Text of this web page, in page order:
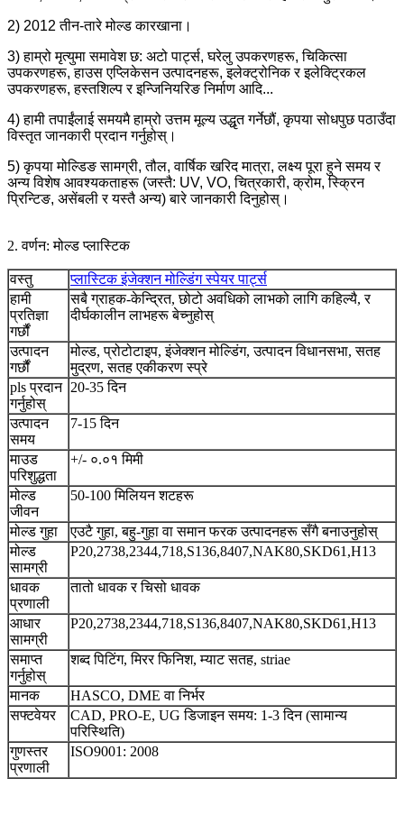
2) 2012 तीन-तारे मोल्ड कारखाना।
3) हाम्रो मृत्युमा समावेश छ: अटो पार्ट्स, घरेलु उपकरणहरू, चिकित्सा
उपकरणहरू, हाउस एप्लिकेसन उत्पादनहरू, इलेक्ट्रोनिक र इलेक्ट्रिकल
उपकरणहरू, हस्तशिल्प र इन्जिनियरिङ निर्माण आदि...
4) हामी तपाईंलाई समयमै हाम्रो उत्तम मूल्य उद्धृत गर्नेछौं, कृपया सोधपुछ पठाउँदा
विस्तृत जानकारी प्रदान गर्नुहोस्।
5) कृपया मोल्डिङ सामग्री, तौल, वार्षिक खरिद मात्रा, लक्ष्य पूरा हुने समय र
अन्य विशेष आवश्यकताहरू (जस्तै: UV, VO, चित्रकारी, क्रोम, स्क्रिन
प्रिन्टिङ, असेंबली र यस्तै अन्य) बारे जानकारी दिनुहोस्।
2. वर्णन: मोल्ड प्लास्टिक
वस्तु
प्लास्टिक इंजेक्शन मोल्डिंग स्पेयर पार्ट्स
हामी
प्रतिज्ञा
गर्छौं
सबै ग्राहक-केन्द्रित, छोटो अवधिको लाभको लागि कहिल्यै, र
दीर्घकालीन लाभहरू बेच्नुहोस्
उत्पादन
गर्छौं
मोल्ड, प्रोटोटाइप, इंजेक्शन मोल्डिंग, उत्पादन विधानसभा, सतह
मुद्रण, सतह एकीकरण स्प्रे
pls प्रदान
गर्नुहोस्
20-35 दिन
उत्पादन
समय
7-15 दिन
माउड
परिशुद्धता
+/- ०.०१ मिमी
मोल्ड
जीवन
50-100 मिलियन शटहरू
मोल्ड गुहा
एउटै गुहा, बहु-गुहा वा समान फरक उत्पादनहरू सँगै बनाउनुहोस्
मोल्ड
सामग्री
P20,2738,2344,718,S136,8407,NAK80,SKD61,H13
धावक
प्रणाली
तातो धावक र चिसो धावक
आधार
सामग्री
P20,2738,2344,718,S136,8407,NAK80,SKD61,H13
समाप्त
गर्नुहोस्
शब्द पिटिंग, मिरर फिनिश, म्याट सतह, striae
मानक
HASCO, DME वा निर्भर
सफ्टवेयर
CAD, PRO-E, UG डिजाइन समय: 1-3 दिन (सामान्य
परिस्थिति)
गुणस्तर
प्रणाली
ISO9001: 2008